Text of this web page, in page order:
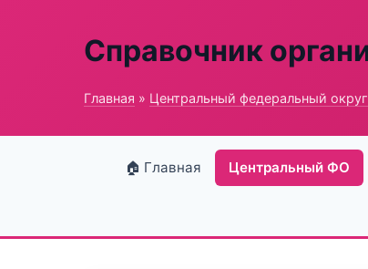
Справочник
Главная » Центральный федеральный округ
🏠 Главная Центральный ФО